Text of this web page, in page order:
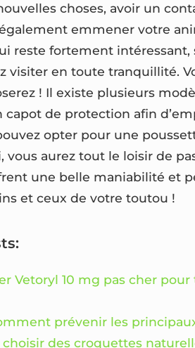
choses, avoir un
emmener votre
reste fortement intéressant,
visiter en toute tranquillité.
! Il existe plusieurs
capot de protection afin
opter pour une
vous aurez tout le loisir de
une belle maniabilité et
et ceux de votre toutou !
Vetoryl 10 mg pas cher
prévenir les
des croquettes